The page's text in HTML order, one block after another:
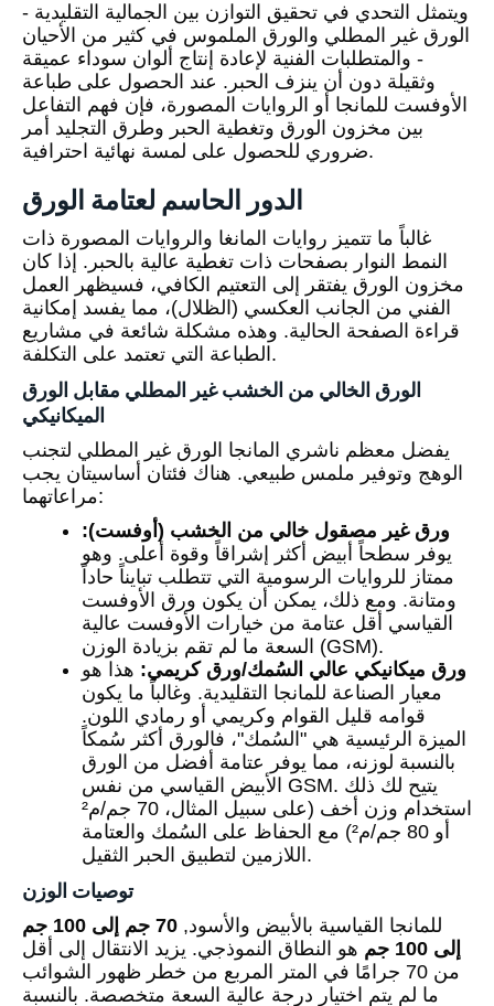
ويتمثل التحدي في تحقيق التوازن بين الجمالية التقليدية -
الورق غير المطلي والورق الملموس في كثير من الأحيان
- والمتطلبات الفنية لإعادة إنتاج ألوان سوداء عميقة
وثقيلة دون أن ينزف الحبر. عند الحصول على طباعة
الأوفست للمانجا أو الروايات المصورة، فإن فهم التفاعل
بين مخزون الورق وتغطية الحبر وطرق التجليد أمر
ضروري للحصول على لمسة نهائية احترافية.
الدور الحاسم لعتامة الورق
غالباً ما تتميز روايات المانغا والروايات المصورة ذات
النمط النوار بصفحات ذات تغطية عالية بالحبر. إذا كان
مخزون الورق يفتقر إلى التعتيم الكافي، فسيظهر العمل
الفني من الجانب العكسي (الظلال)، مما يفسد إمكانية
قراءة الصفحة الحالية. وهذه مشكلة شائعة في مشاريع
الطباعة التي تعتمد على التكلفة.
الورق الخالي من الخشب غير المطلي مقابل الورق
الميكانيكي
يفضل معظم ناشري المانجا الورق غير المطلي لتجنب
الوهج وتوفير ملمس طبيعي. هناك فئتان أساسيتان يجب
مراعاتهما:
ورق غير مصقول خالي من الخشب (أوفست):
يوفر سطحاً أبيض أكثر إشراقاً وقوة أعلى. وهو
ممتاز للروايات الرسومية التي تتطلب تبايناً حاداً
ومتانة. ومع ذلك، يمكن أن يكون ورق الأوفست
القياسي أقل عتامة من خيارات الأوفست عالية
السعة ما لم تقم بزيادة الوزن (GSM).
ورق ميكانيكي عالي السُمك/ورق كريمي: هذا هو
معيار الصناعة للمانجا التقليدية. وغالباً ما يكون
قوامه قليل القوام وكريمي أو رمادي اللون.
الميزة الرئيسية هي "السُمك"، فالورق أكثر سُمكاً
بالنسبة لوزنه، مما يوفر عتامة أفضل من الورق
الأبيض القياسي من نفس GSM. يتيح لك ذلك
استخدام وزن أخف (على سبيل المثال، 70 جم/م²
أو 80 جم/م²) مع الحفاظ على السُمك والعتامة
اللازمين لتطبيق الحبر الثقيل.
توصيات الوزن
للمانجا القياسية بالأبيض والأسود,
70 جم إلى 100 جم
إلى 100 جم
هو النطاق النموذجي. يزيد الانتقال إلى أقل
من 70 جرامًا في المتر المربع من خطر ظهور الشوائب
ما لم يتم اختيار درجة عالية السعة متخصصة. بالنسبة